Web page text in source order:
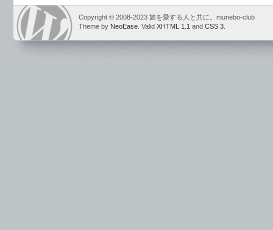
Copyright © 2008-2023 旅を愛する人と共に。munebo-club
Theme by NeoEase . Valid XHTML 1.1 and CSS 3